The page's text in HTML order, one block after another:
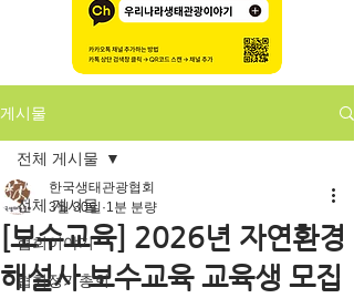
게시물
전체 게시물
협회이야기
협회정기총회
전체 게시물
[보수교육] 2026년 자연환경
해설사 보수교육 교육생 모집
한국생태관광협회
3월 30일 1분 분량